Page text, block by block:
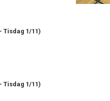
Tisdag 1/11)
Tisdag 1/11)